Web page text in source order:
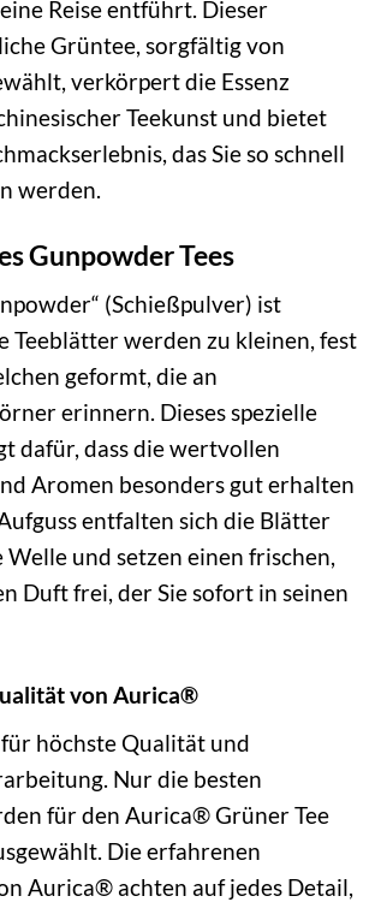
Reise entführt. Dieser
Grüntee, sorgfältig von
verkörpert die Essenz
Teekunst und bietet
das Sie so schnell
werden.
Gunpowder Tees
(Schießpulver) ist
Teeblätter werden zu kleinen, fest
geformt, die an
erinnern. Dieses spezielle
dafür, dass die wertvollen
Aromen besonders gut erhalten
entfalten sich die Blätter
und setzen einen frischen,
Duft frei, der Sie sofort in seinen
von Aurica®
höchste Qualität und
Nur die besten
für den Aurica® Grüner Tee
Die erfahrenen
Aurica® achten auf jedes Detail,